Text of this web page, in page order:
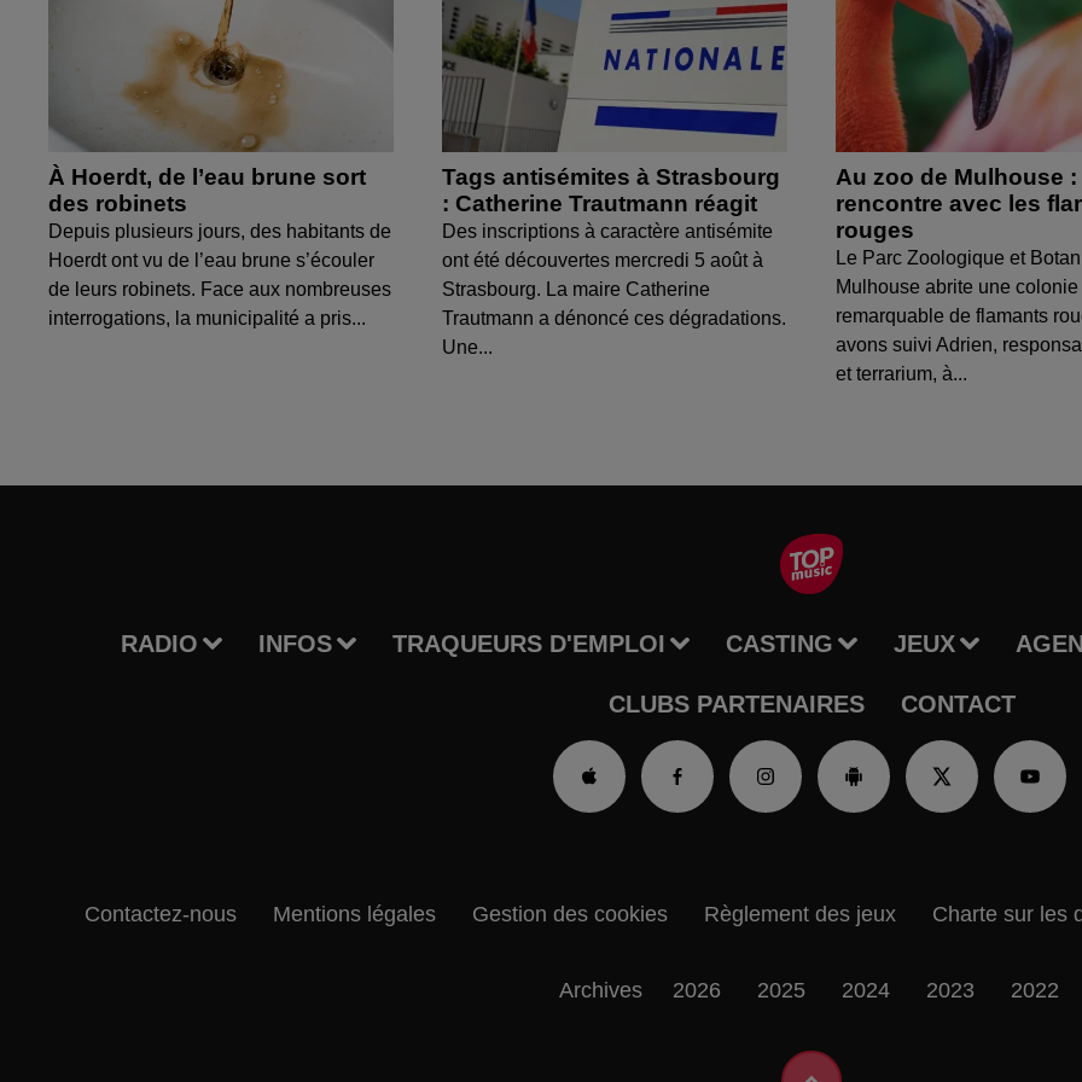
À Hoerdt, de l’eau brune sort
des robinets
Depuis plusieurs jours, des habitants de
Hoerdt ont vu de l’eau brune s’écouler
de leurs robinets. Face aux nombreuses
interrogations, la municipalité a pris...
Tags antisémites à Strasbourg
: Catherine Trautmann réagit
Des inscriptions à caractère antisémite
ont été découvertes mercredi 5 août à
Strasbourg. La maire Catherine
Trautmann a dénoncé ces dégradations.
Une...
Au zoo de Mulhouse :
rencontre avec les
rouges
Le Parc Zoologique et
Mulhouse abrite une colonie
remarquable de flamants
avons suivi Adrien,
et terrarium, à...
RADIO INFOS TRAQUEURS D'EMPLOI CASTING JEUX
CLUBS PARTENAIRES CONTACT
Contactez-nous Mentions légales Gestion des cookies Règlement des jeux Charte sur les
Archives 2026 2025 2024 2023 2022